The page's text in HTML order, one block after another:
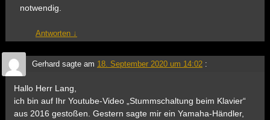
notwendig.
Antworten ↓
Gerhard sagte am 18. September 2020 um 14:02 :
Hallo Herr Lang,
ich bin auf Ihr Youtube-Video „Stummschaltung beim Klavier“
aus 2016 gestoßen. Gestern sagte mir ein Yamaha-Händler,